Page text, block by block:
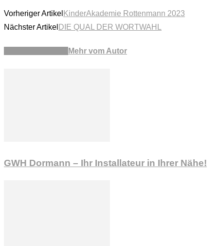
Vorheriger Artikel KinderAkademie Rottenmann 2023
Nächster Artikel DIE QUAL DER WORTWAHL
Mehr vom Autor
GWH Dormann – Ihr Installateur in Ihrer Nähe!